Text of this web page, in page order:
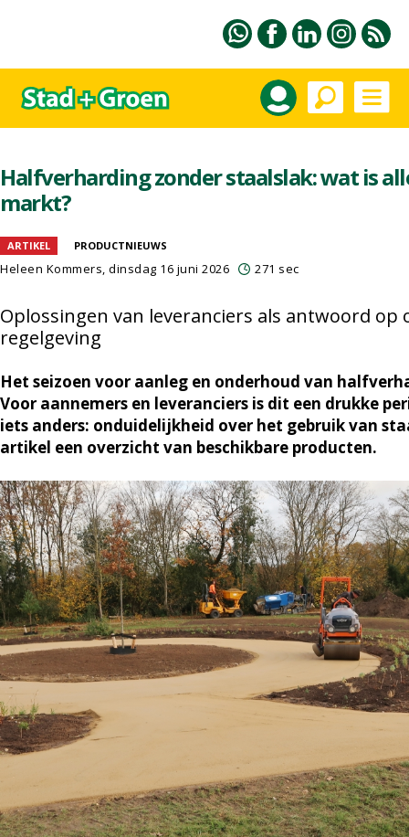
Halfverharding zonder staalslak: wat is
markt?
ARTIKEL PRODUCTNIEUWS
Heleen Kommers, dinsdag 16 juni 2026 271 sec
Oplossingen van leveranciers als antwoord
regelgeving
Het seizoen voor aanleg en onderhoud van
Voor aannemers en leveranciers is dit een drukke
iets anders: onduidelijkheid over het gebruik van
artikel een overzicht van beschikbare producten.